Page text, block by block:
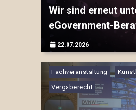
Wir sind erneut
eGovernment-
22.07.2026
Fachveranstaltung
Vergaberecht